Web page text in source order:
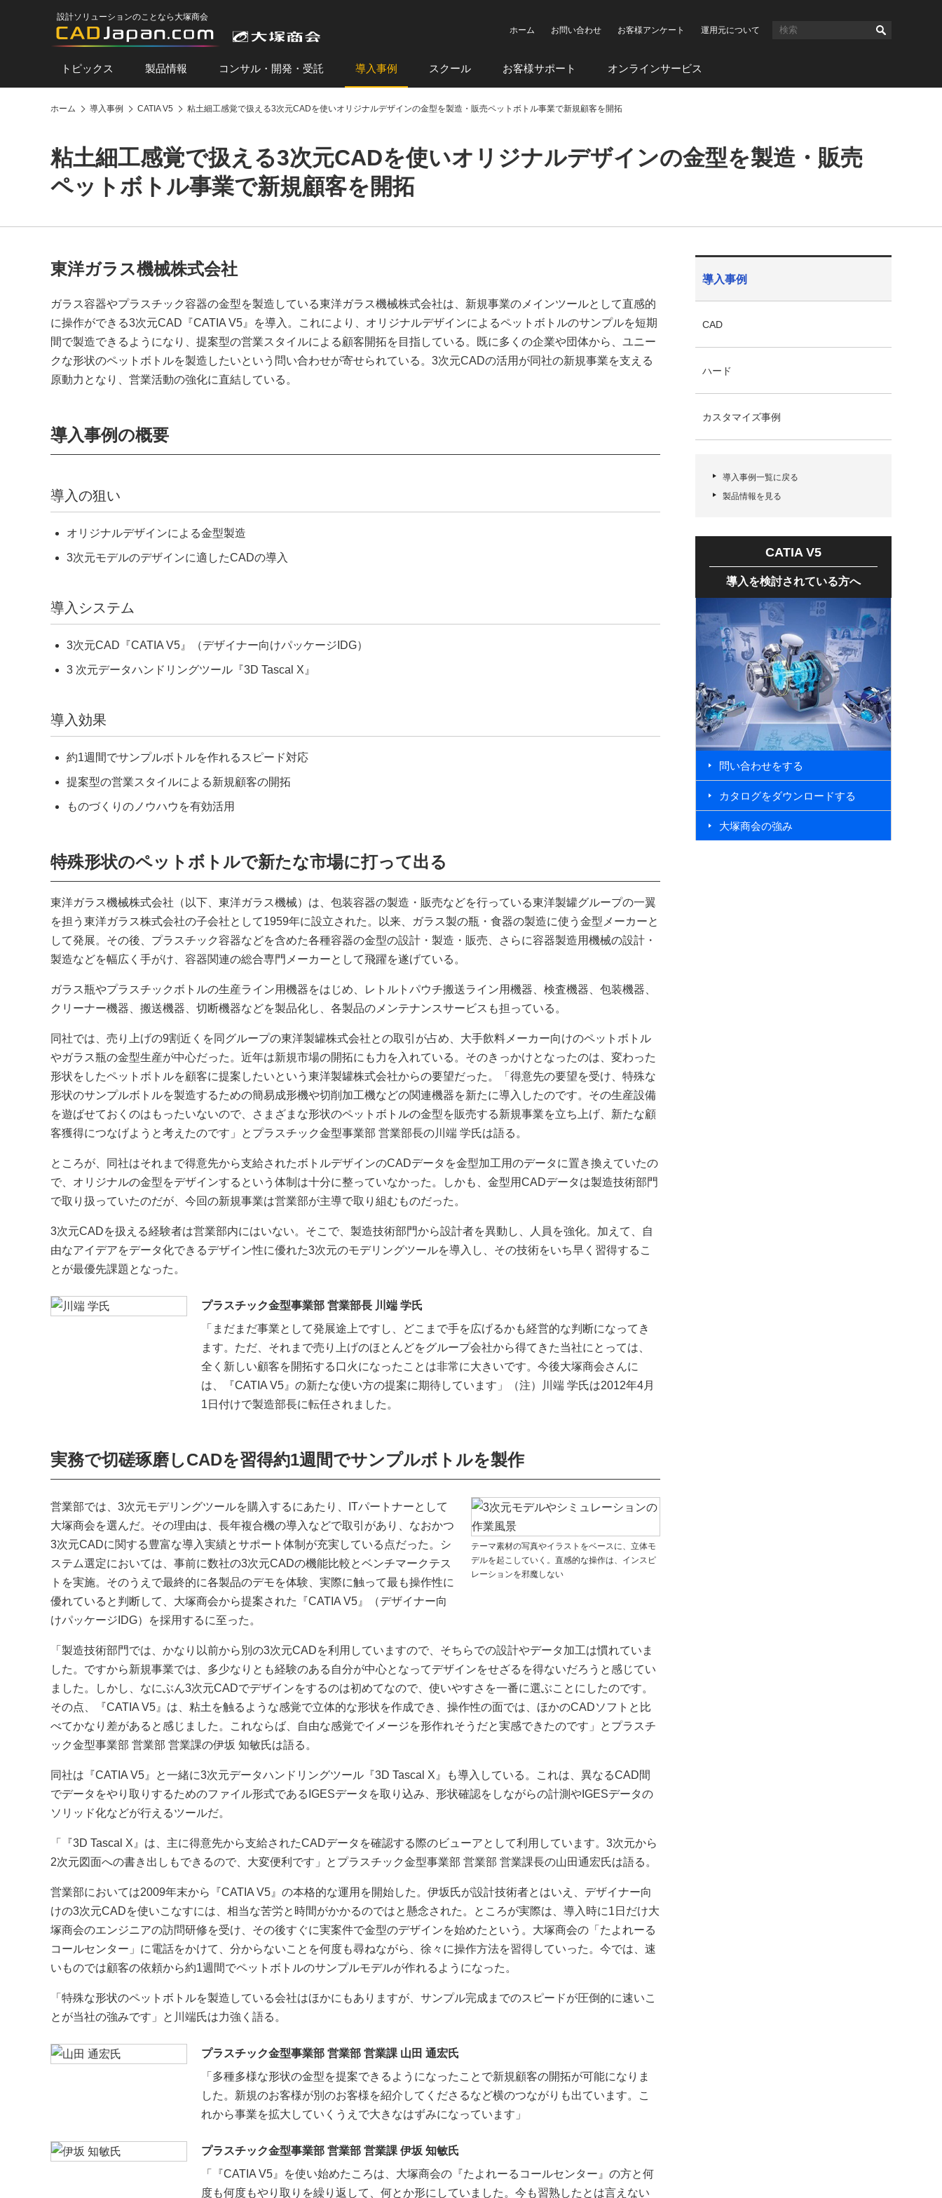
設計ソリューションのことなら大塚商会
ホーム
お問い合わせ お客様アンケート 運用元について
トピックス 製品情報 コンサル・開発・受託 導入事例 スクール お客様サポート オンラインサービス
ホーム 導入事例 CATIA V5 粘土細工感覚で扱える3次元CADを使いオリジナルデザインの金型を製造・販売ペットボトル事業で新規顧客を開拓
粘土細工感覚で扱える3次元CADを使いオリジナルデザインの金型を製造・販売
ペットボトル事業で新規顧客を開拓
東洋ガラス機械株式会社
ガラス容器やプラスチック容器の金型を製造している東洋ガラス機械株式会社は、新規事業のメインツールとして直感的
に操作ができる3次元CAD『CATIA V5』を導入。これにより、オリジナルデザインによるペットボトルのサンプルを短期
間で製造できるようになり、提案型の営業スタイルによる顧客開拓を目指している。既に多くの企業や団体から、ユニー
クな形状のペットボトルを製造したいという問い合わせが寄せられている。3次元CADの活用が同社の新規事業を支える
原動力となり、営業活動の強化に直結している。
導入事例の概要
導入の狙い
オリジナルデザインによる金型製造
3次元モデルのデザインに適したCADの導入
導入システム
3次元CAD『CATIA V5』（デザイナー向けパッケージIDG）
3 次元データハンドリングツール『3D Tascal X』
導入効果
約1週間でサンプルボトルを作れるスピード対応
提案型の営業スタイルによる新規顧客の開拓
ものづくりのノウハウを有効活用
特殊形状のペットボトルで新たな市場に打って出る
東洋ガラス機械株式会社（以下、東洋ガラス機械）は、包装容器の製造・販売などを行っている東洋製罐グループの一翼
を担う東洋ガラス株式会社の子会社として1959年に設立された。以来、ガラス製の瓶・食器の製造に使う金型メーカーと
して発展。その後、プラスチック容器などを含めた各種容器の金型の設計・製造・販売、さらに容器製造用機械の設計・
製造などを幅広く手がけ、容器関連の総合専門メーカーとして飛躍を遂げている。
ガラス瓶やプラスチックボトルの生産ライン用機器をはじめ、レトルトパウチ搬送ライン用機器、検査機器、包装機器、
クリーナー機器、搬送機器、切断機器などを製品化し、各製品のメンテナンスサービスも担っている。
同社では、売り上げの9割近くを同グループの東洋製罐株式会社との取引が占め、大手飲料メーカー向けのペットボトル
やガラス瓶の金型生産が中心だった。近年は新規市場の開拓にも力を入れている。そのきっかけとなったのは、変わった
形状をしたペットボトルを顧客に提案したいという東洋製罐株式会社からの要望だった。「得意先の要望を受け、特殊な
形状のサンプルボトルを製造するための簡易成形機や切削加工機などの関連機器を新たに導入したのです。その生産設備
を遊ばせておくのはもったいないので、さまざまな形状のペットボトルの金型を販売する新規事業を立ち上げ、新たな顧
客獲得につなげようと考えたのです」とプラスチック金型事業部 営業部長の川端 学氏は語る。
ところが、同社はそれまで得意先から支給されたボトルデザインのCADデータを金型加工用のデータに置き換えていたの
で、オリジナルの金型をデザインするという体制は十分に整っていなかった。しかも、金型用CADデータは製造技術部門
で取り扱っていたのだが、今回の新規事業は営業部が主導で取り組むものだった。
3次元CADを扱える経験者は営業部内にはいない。そこで、製造技術部門から設計者を異動し、人員を強化。加えて、自
由なアイデアをデータ化できるデザイン性に優れた3次元のモデリングツールを導入し、その技術をいち早く習得するこ
とが最優先課題となった。
プラスチック金型事業部 営業部長 川端 学氏
「まだまだ事業として発展途上ですし、どこまで手を広げるかも経営的な判断になってき
ます。ただ、それまで売り上げのほとんどをグループ会社から得てきた当社にとっては、
全く新しい顧客を開拓する口火になったことは非常に大きいです。今後大塚商会さんに
は、『CATIA V5』の新たな使い方の提案に期待しています」（注）川端 学氏は2012年4月
1日付けで製造部長に転任されました。
実務で切磋琢磨しCADを習得約1週間でサンプルボトルを製作
営業部では、3次元モデリングツールを購入するにあたり、ITパートナーとして
大塚商会を選んだ。その理由は、長年複合機の導入などで取引があり、なおかつ
3次元CADに関する豊富な導入実績とサポート体制が充実している点だった。シ
ステム選定においては、事前に数社の3次元CADの機能比較とベンチマークテス
トを実施。そのうえで最終的に各製品のデモを体験、実際に触って最も操作性に
優れていると判断して、大塚商会から提案された『CATIA V5』（デザイナー向
けパッケージIDG）を採用するに至った。
テーマ素材の写真やイラストをベースに、立体モ
デルを起こしていく。直感的な操作は、インスピ
レーションを邪魔しない
「製造技術部門では、かなり以前から別の3次元CADを利用していますので、そちらでの設計やデータ加工は慣れていま
した。ですから新規事業では、多少なりとも経験のある自分が中心となってデザインをせざるを得ないだろうと感じてい
ました。しかし、なにぶん3次元CADでデザインをするのは初めてなので、使いやすさを一番に選ぶことにしたのです。
その点、『CATIA V5』は、粘土を触るような感覚で立体的な形状を作成でき、操作性の面では、ほかのCADソフトと比
べてかなり差があると感じました。これならば、自由な感覚でイメージを形作れそうだと実感できたのです」とプラスチ
ック金型事業部 営業部 営業課の伊坂 知敏氏は語る。
同社は『CATIA V5』と一緒に3次元データハンドリングツール『3D Tascal X』も導入している。これは、異なるCAD間
でデータをやり取りするためのファイル形式であるIGESデータを取り込み、形状確認をしながらの計測やIGESデータの
ソリッド化などが行えるツールだ。
「『3D Tascal X』は、主に得意先から支給されたCADデータを確認する際のビューアとして利用しています。3次元から
2次元図面への書き出しもできるので、大変便利です」とプラスチック金型事業部 営業部 営業課長の山田通宏氏は語る。
営業部においては2009年末から『CATIA V5』の本格的な運用を開始した。伊坂氏が設計技術者とはいえ、デザイナー向
けの3次元CADを使いこなすには、相当な苦労と時間がかかるのではと懸念された。ところが実際は、導入時に1日だけ大
塚商会のエンジニアの訪問研修を受け、その後すぐに実案件で金型のデザインを始めたという。大塚商会の「たよれーる
コールセンター」に電話をかけて、分からないことを何度も尋ねながら、徐々に操作方法を習得していった。今では、速
いものでは顧客の依頼から約1週間でペットボトルのサンプルモデルが作れるようになった。
「特殊な形状のペットボトルを製造している会社はほかにもありますが、サンプル完成までのスピードが圧倒的に速いこ
とが当社の強みです」と川端氏は力強く語る。
プラスチック金型事業部 営業部 営業課 山田 通宏氏
「多種多様な形状の金型を提案できるようになったことで新規顧客の開拓が可能になりま
した。新規のお客様が別のお客様を紹介してくださるなど横のつながりも出ています。こ
れから事業を拡大していくうえで大きなはずみになっています」
プラスチック金型事業部 営業部 営業課 伊坂 知敏氏
「『CATIA V5』を使い始めたころは、大塚商会の『たよれーるコールセンター』の方と何
度も何度もやり取りを繰り返して、何とか形にしていました。今も習熟したとは言えない
導入事例
CAD
ハード
カスタマイズ事例
導入事例一覧に戻る
製品情報を見る
CATIA V5
導入を検討されている方へ
問い合わせをする
カタログをダウンロードする
大塚商会の強み